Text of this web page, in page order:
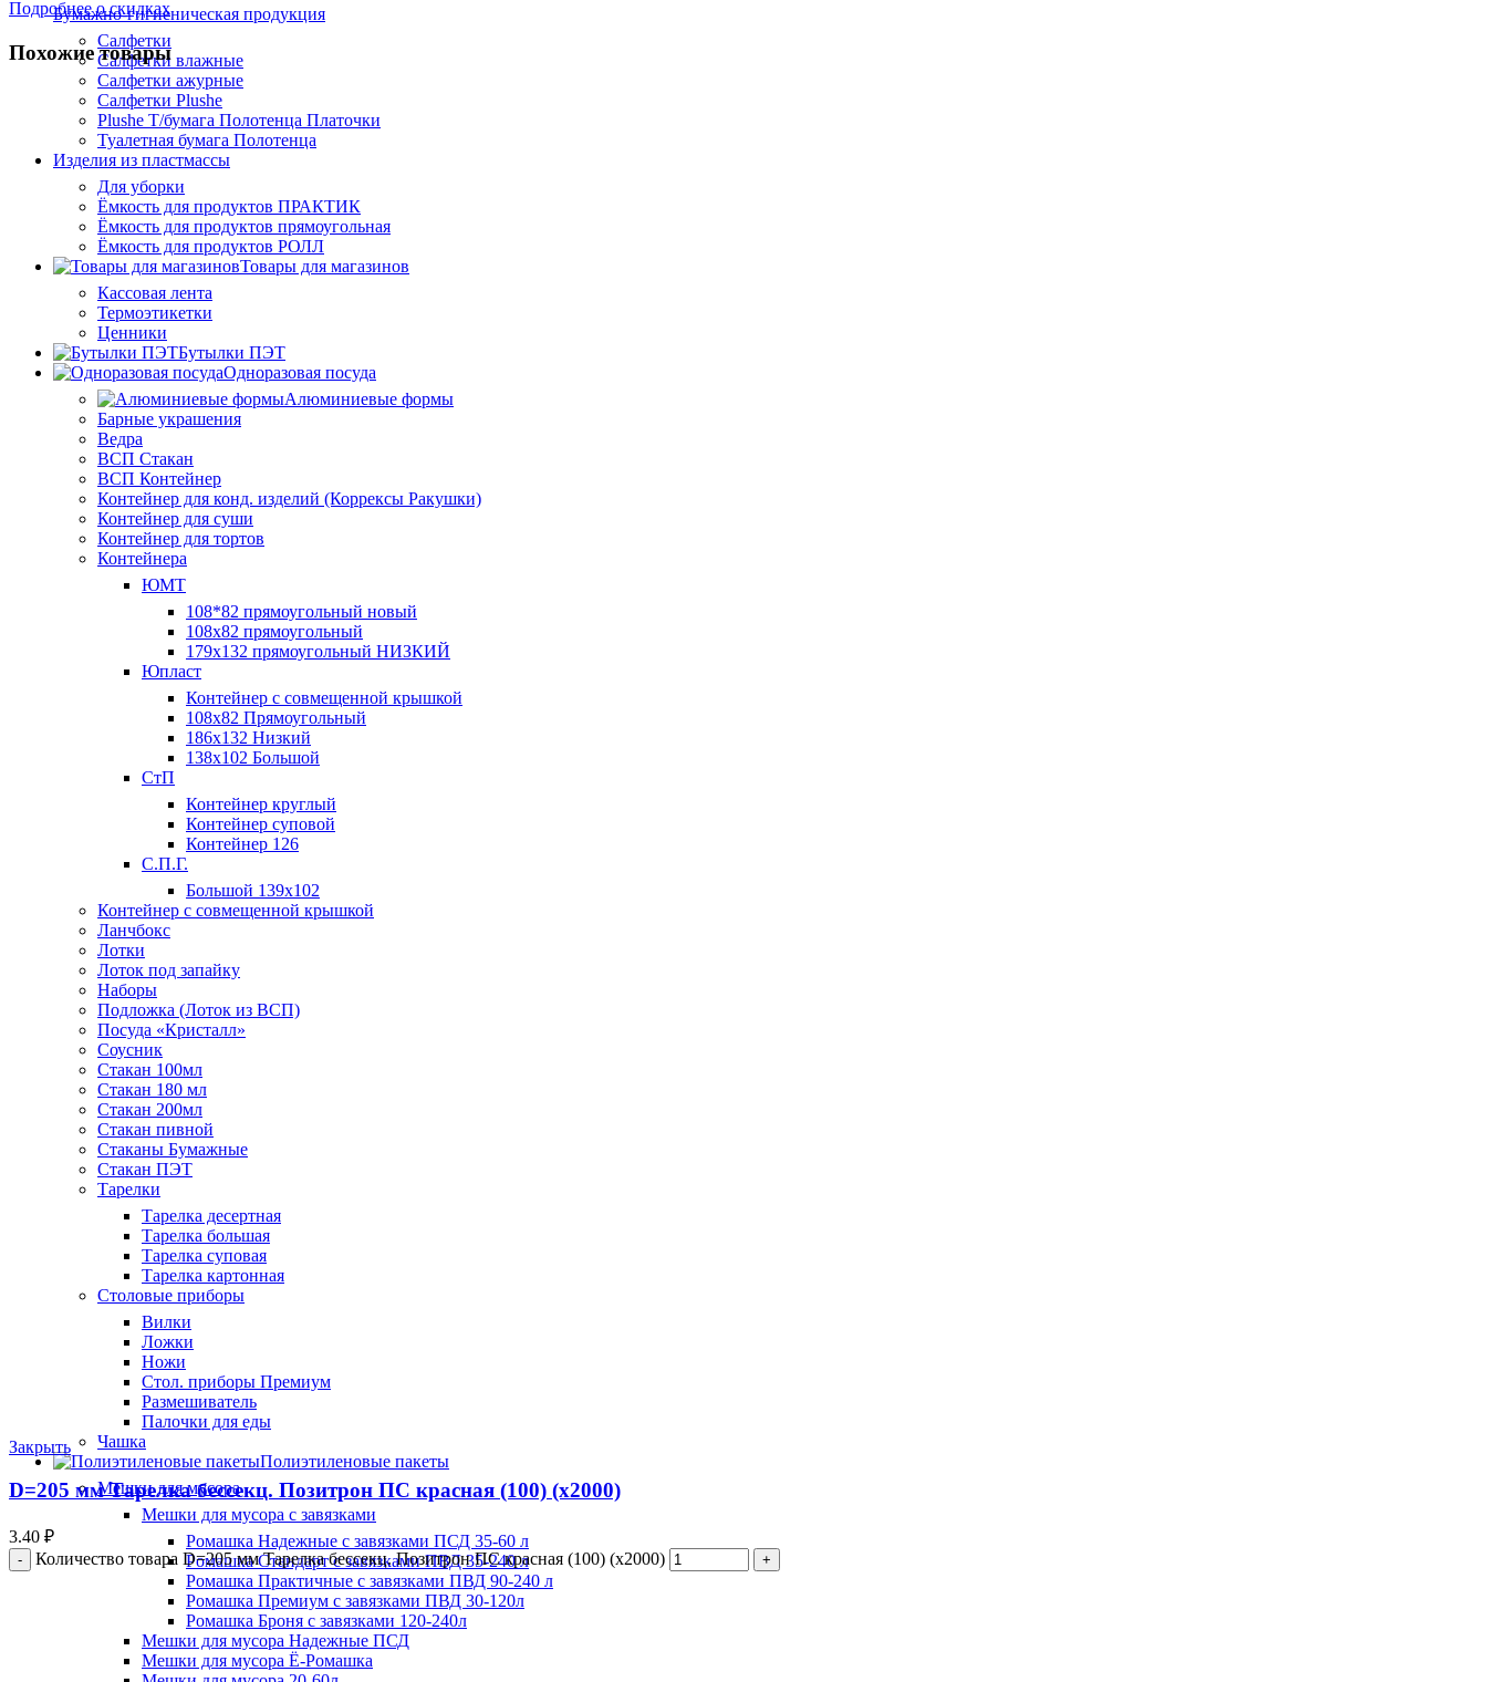
Бумажно-гигиеническая продукция
Салфетки
Салфетки влажные
Салфетки ажурные
Салфетки Plushe
Plushe Т/бумага Полотенца Платочки
Туалетная бумага Полотенца
Изделия из пластмассы
Для уборки
Ёмкость для продуктов ПРАКТИК
Ёмкость для продуктов прямоугольная
Ёмкость для продуктов РОЛЛ
Товары для магазинов
Кассовая лента
Термоэтикетки
Ценники
Бутылки ПЭТ
Одноразовая посуда
Алюминиевые формы
Барные украшения
Ведра
ВСП Стакан
ВСП Контейнер
Контейнер для конд. изделий (Коррексы Ракушки)
Контейнер для суши
Контейнер для тортов
Контейнера
ЮМТ
108*82 прямоугольный новый
108х82 прямоугольный
179х132 прямоугольный НИЗКИЙ
Юпласт
Контейнер с совмещенной крышкой
108х82 Прямоугольный
186х132 Низкий
138х102 Большой
СтП
Контейнер круглый
Контейнер суповой
Контейнер 126
С.П.Г.
Большой 139х102
Контейнер с совмещенной крышкой
Ланчбокс
Лотки
Лоток под запайку
Наборы
Подложка (Лоток из ВСП)
Посуда «Кристалл»
Соусник
Стакан 100мл
Стакан 180 мл
Стакан 200мл
Стакан пивной
Стаканы Бумажные
Стакан ПЭТ
Тарелки
Тарелка десертная
Тарелка большая
Тарелка суповая
Тарелка картонная
Столовые приборы
Вилки
Ложки
Ножи
Стол. приборы Премиум
Размешиватель
Палочки для еды
Чашка
Полиэтиленовые пакеты
Мешки для мусора
Мешки для мусора с завязками
Ромашка Надежные с завязками ПСД 35-60 л
Ромашка Стандарт с завязками ПВД 35-240 л
Ромашка Практичные с завязками ПВД 90-240 л
Ромашка Премиум с завязками ПВД 30-120л
Ромашка Броня с завязками 120-240л
Мешки для мусора Надежные ПСД
Мешки для мусора Ё-Ромашка
Подробнее о скидках
Похожие товары
Закрыть
D=205 мм Тарелка бессекц. Позитрон ПС красная (100) (х2000)
3.40 ₽
Количество товара D=205 мм Тарелка бессекц. Позитрон ПС красная (100) (х2000)